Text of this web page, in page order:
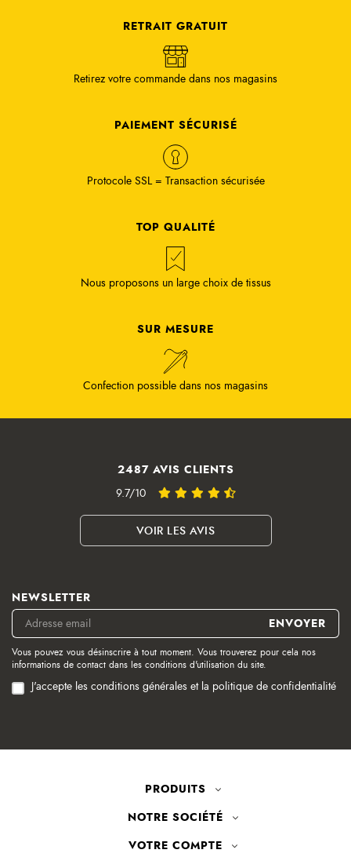
RETRAIT GRATUIT
Retirez votre commande dans nos magasins
PAIEMENT SÉCURISÉ
Protocole SSL = Transaction sécurisée
TOP QUALITÉ
Nous proposons un large choix de tissus
SUR MESURE
Confection possible dans nos magasins
2487 AVIS CLIENTS
9.7/10
VOIR LES AVIS
NEWSLETTER
Vous pouvez vous désinscrire à tout moment. Vous trouverez pour cela nos
informations de contact dans les conditions d'utilisation du site.
J'accepte les conditions générales et la politique de confidentialité
PRODUITS
NOTRE SOCIÉTÉ
VOTRE COMPTE